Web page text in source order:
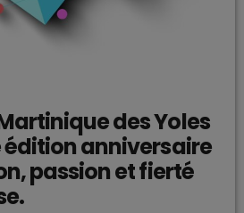
des Yoles
édition anniversaire
passion et fierté